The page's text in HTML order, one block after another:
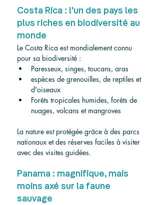
Costa Rica : l'un des pays les
plus riches en biodiversité au
monde
Le Costa Rica est mondialement connu
pour sa biodiversité :
Paresseux, singes, toucans, aras
espèces de grenouilles, de reptiles et
d'oiseaux
Forêts tropicales humides, forêts de
nuages, volcans et mangroves
La nature est protégée grâce à des parcs
nationaux et des réserves faciles à visiter
avec des visites guidées.
Panama : magnifique, mais
moins axé sur la faune
sauvage